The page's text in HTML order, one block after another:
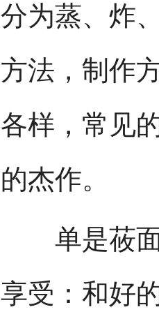
分为蒸、炸
方法，制作
各样，常见
的杰作。
单是莜面
享受：和好